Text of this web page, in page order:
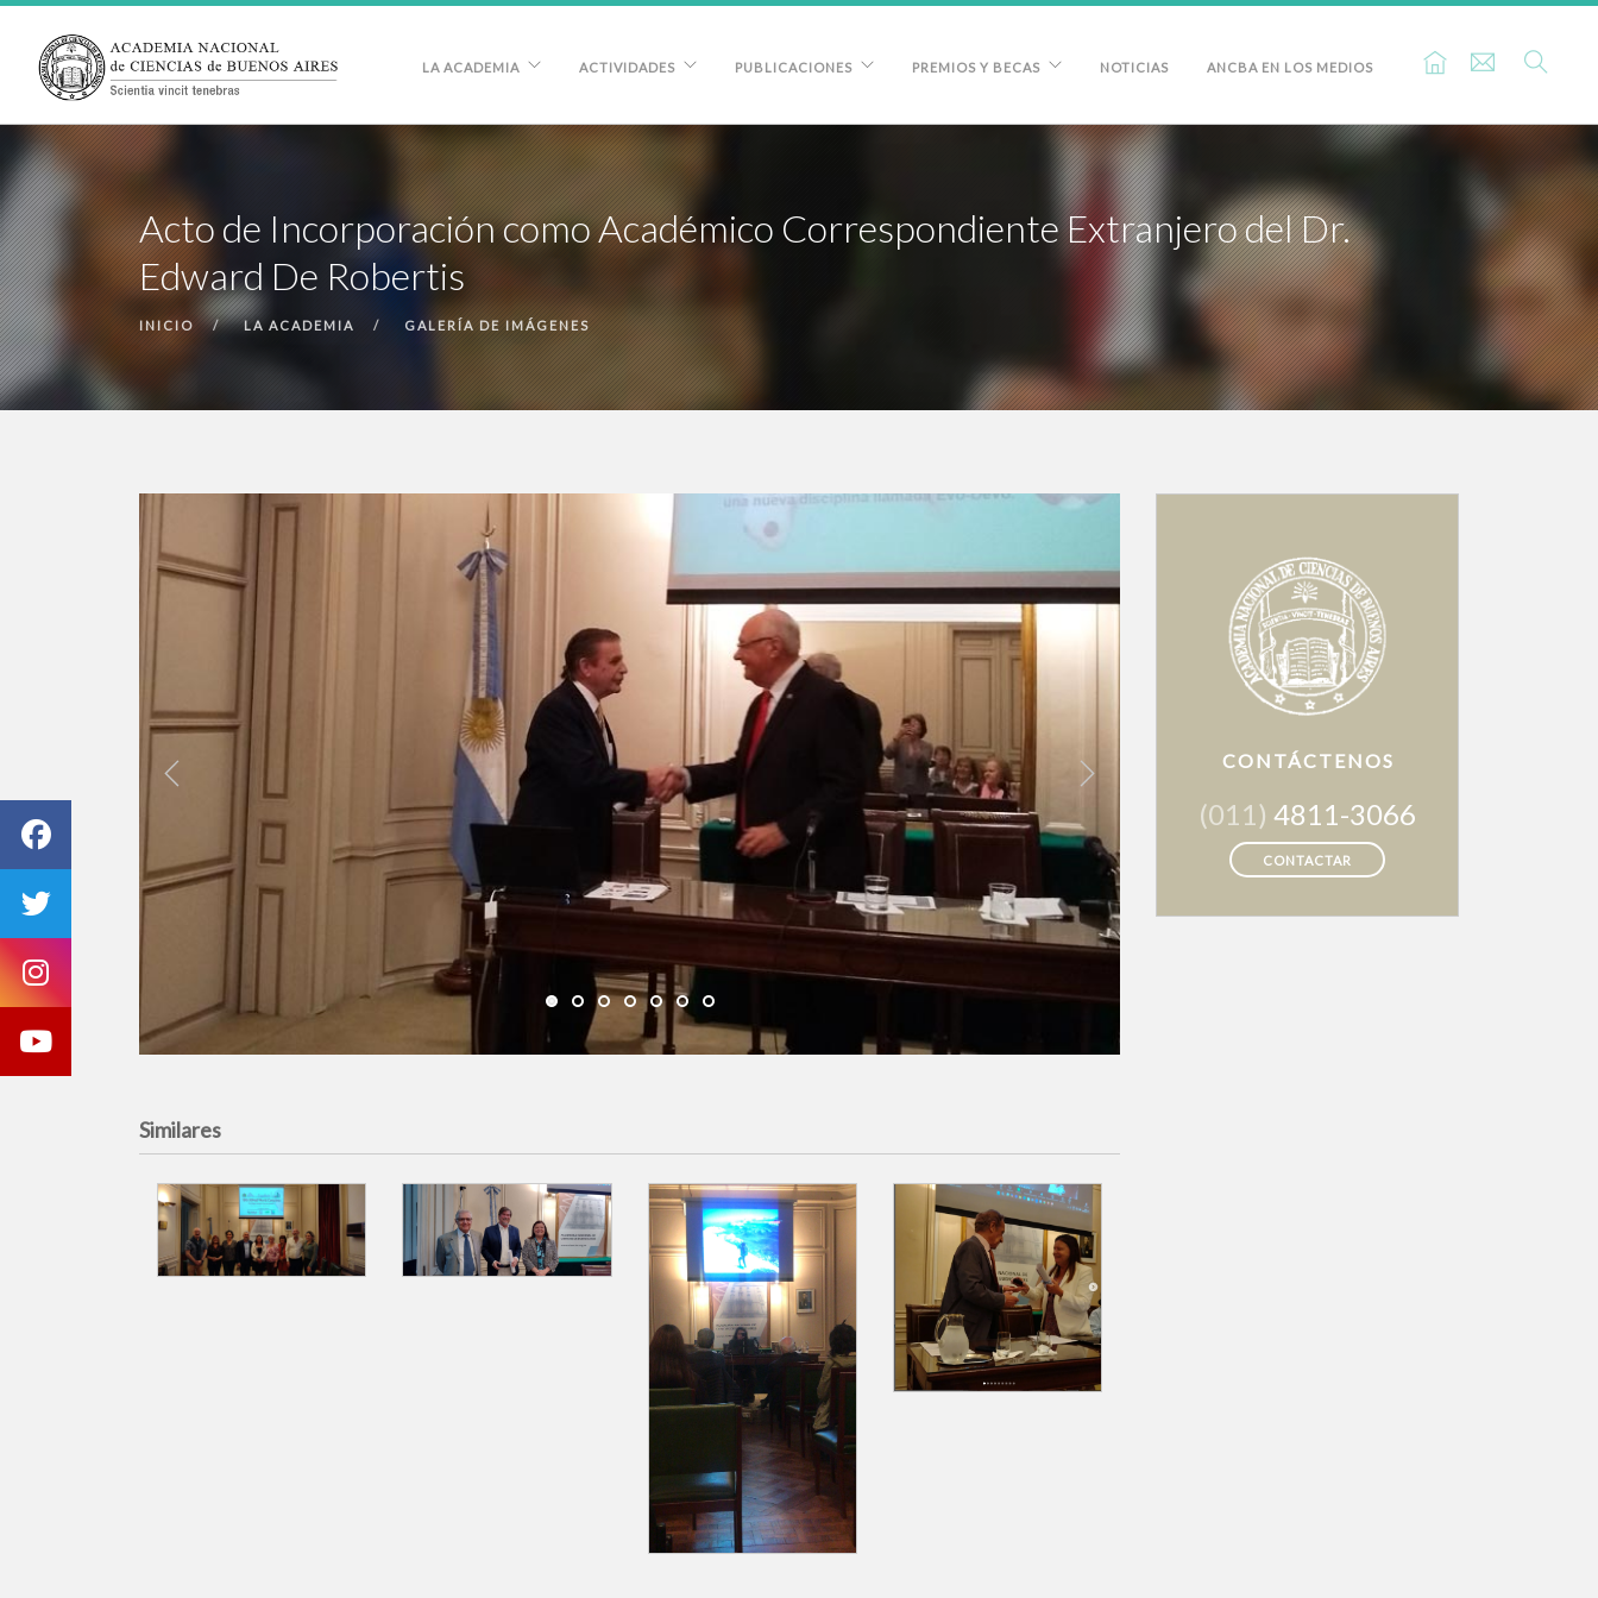
LA ACADEMIA ACTIVIDADES PUBLICACIONES PREMIOS Y BECAS NOTICIAS ANCBA EN LOS MEDIOS
Acto de Incorporación como Académico Correspondiente Extranjero del Dr.
Edward De Robertis
INICIO LA ACADEMIA GALERÍA DE IMÁGENES
Similares
CONTÁCTENOS
(011) 4811-3066
CONTACTAR